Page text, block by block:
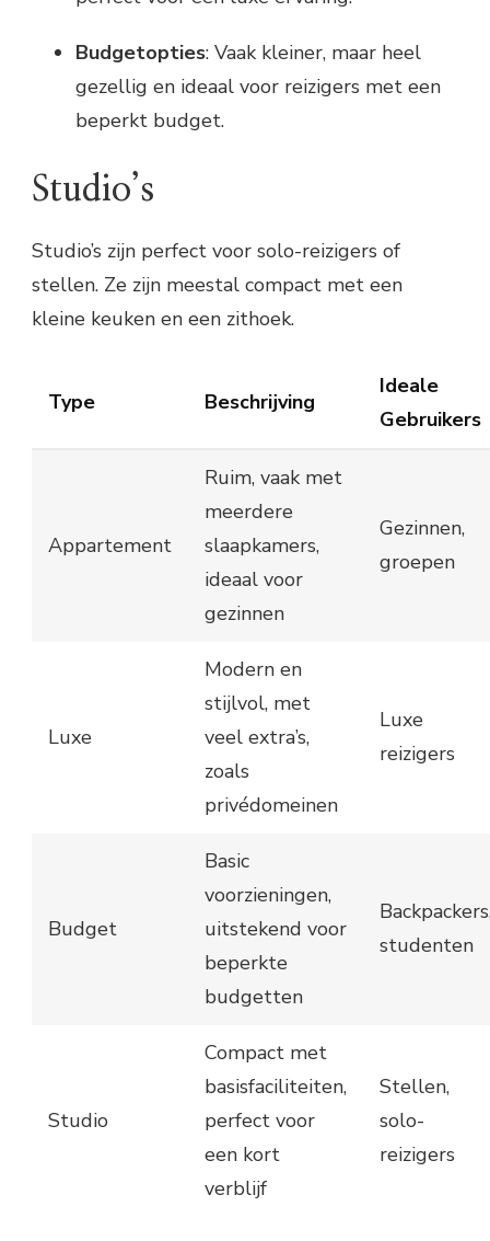
Budgetopties: Vaak kleiner, maar heel
gezellig en ideaal voor reizigers met een
beperkt budget.
Studio’s
Studio’s zijn perfect voor solo-reizigers of
stellen. Ze zijn meestal compact met een
kleine keuken en een zithoek.
Type Beschrijving
Ideale
Gebruikers
Appartement
Ruim, vaak met
meerdere
slaapkamers,
ideaal voor
gezinnen
Gezinnen,
groepen
Luxe
Modern en
stijlvol, met
veel extra’s,
zoals
privédomeinen
Luxe
reizigers
Budget
Basic
voorzieningen,
uitstekend voor
beperkte
budgetten
studenten
Studio
Compact met
basisfaciliteiten,
perfect voor
een kort
verblijf
Stellen,
solo-
reizigers